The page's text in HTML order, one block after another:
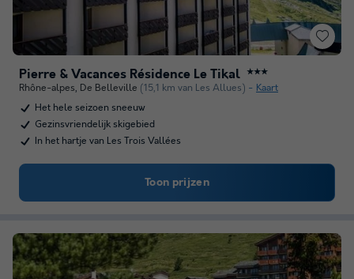
Pierre & Vacances Résidence Le Tikal ★★★
Rhône-alpes, De Belleville (15,1 km van Les Allues)
Kaart
Het hele seizoen sneeuw
Gezinsvriendelijk skigebied
In het hartje van Les Trois Vallées
Toon prijzen